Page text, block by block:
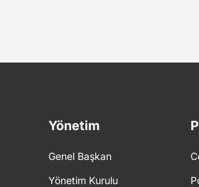
Yönetim
Genel Başkan
Yönetim Kurulu